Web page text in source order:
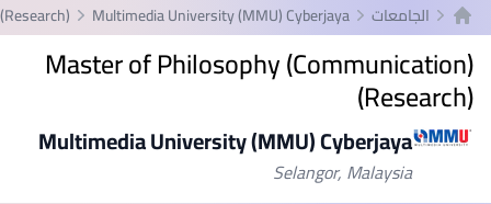
الصفحة الرئيسية
الجامعات Multimedia University (MMU) Cyberjaya
Master of Philosophy (Communication)
(Research)
Multimedia University (MMU) Cyberjaya
Selangor, Malaysia